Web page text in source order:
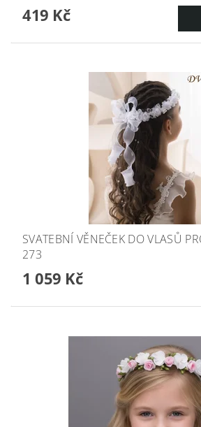
419 Kč
SVATEBNÍ VĚNEČEK DO VLASŮ
273
1 059 Kč